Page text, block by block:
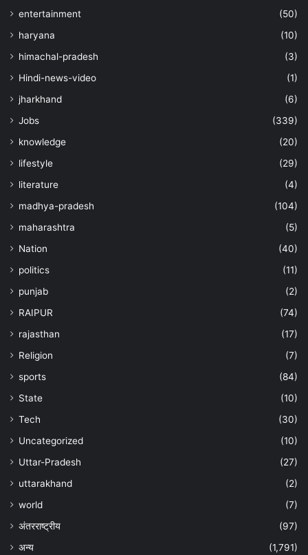
entertainment
(50)
haryana
(10)
himachal-pradesh
(3)
Hindi-news-video
(1)
jharkhand
(6)
Jobs
(339)
knowledge
(20)
lifestyle
(29)
literature
(4)
madhya-pradesh
(104)
maharashtra
(5)
Nation
(40)
politics
(11)
punjab
(2)
RAIPUR
(74)
rajasthan
(17)
Religion
(7)
sports
(84)
State
(10)
Tech
(30)
Uncategorized
(10)
Uttar-Pradesh
(27)
uttarakhand
(2)
world
(7)
अंतरराष्ट्रीय
(97)
अन्‍य
(1,791)